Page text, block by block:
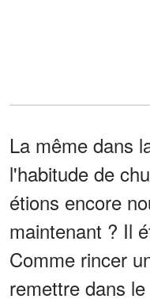
La même dans
l'habitude de
étions encore
maintenant ? Il
Comme rincer
remettre dans le